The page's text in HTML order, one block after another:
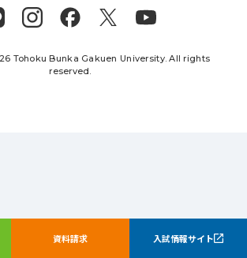
資料請求 入試情報サイト
Tohoku Bunka Gakuen University. All rights
reserved.